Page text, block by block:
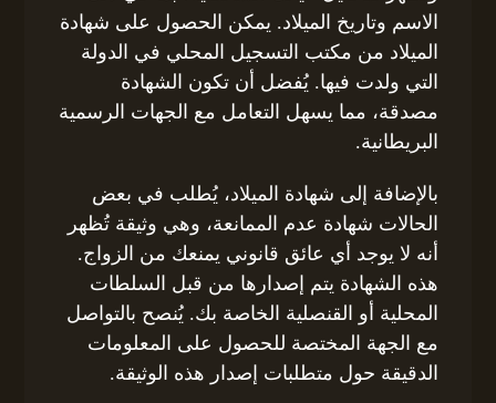
الاسم وتاريخ الميلاد. يمكن الحصول على شهادة
الميلاد من مكتب التسجيل المحلي في الدولة
التي ولدت فيها. يُفضل أن تكون الشهادة
مصدقة، مما يسهل التعامل مع الجهات الرسمية
البريطانية.
بالإضافة إلى شهادة الميلاد، يُطلب في بعض
الحالات شهادة عدم الممانعة، وهي وثيقة تُظهر
أنه لا يوجد أي عائق قانوني يمنعك من الزواج.
هذه الشهادة يتم إصدارها من قبل السلطات
المحلية أو القنصلية الخاصة بك. يُنصح بالتواصل
مع الجهة المختصة للحصول على المعلومات
الدقيقة حول متطلبات إصدار هذه الوثيقة.